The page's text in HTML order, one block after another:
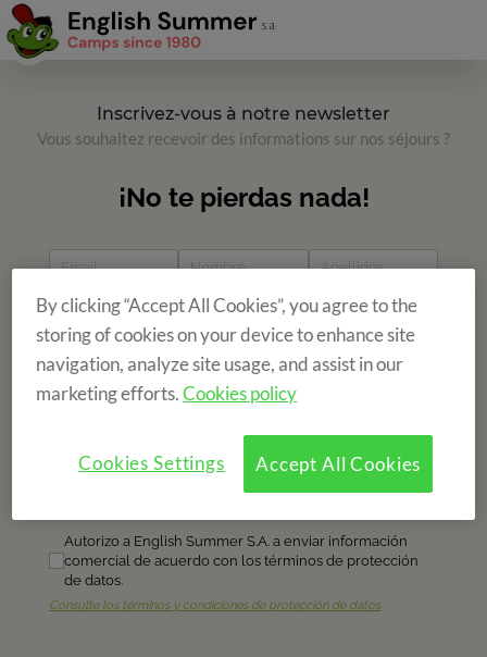
Inscrivez-vous à notre newsletter
Vous souhaitez recevoir des informations sur nos séjours ?
By clicking “Accept All Cookies”, you agree to the
storing of cookies on your device to enhance site
navigation, analyze site usage, and assist in our
marketing efforts.Cookies policy
Accept All Cookies
Cookies Settings